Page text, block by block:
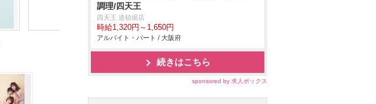
調理/四天王
四天王 道頓堀店
時給1,320円～1,650円
アルバイト・パート / 大阪府
続きはこちら
sponsored by 求人ボックス